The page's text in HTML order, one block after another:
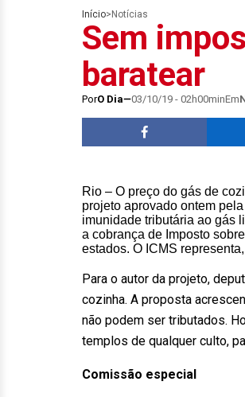
Início> Notícias
Sem
baratear
PorO Dia 03/10/19 - 02h00minEm
Rio – O preço do gás de
projeto aprovado ontem
imunidade tributária ao gás
a cobrança de Imposto
estados. O ICMS
Para o autor da projeto,
cozinha. A proposta
não podem ser tributados.
templos de qualquer culto,
Comissão especial